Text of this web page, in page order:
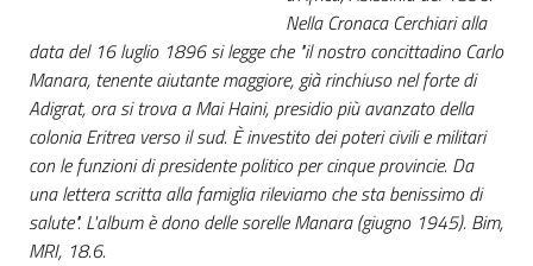
Nella Cronaca Cerchiari alla
data del 16 luglio 1896 si legge che "il nostro concittadino Carlo
Manara, tenente aiutante maggiore, già rinchiuso nel forte di
Adigrat, ora si trova a Mai Haini, presidio più avanzato della
colonia Eritrea verso il sud. È investito dei poteri civili e militari
con le funzioni di presidente politico per cinque provincie. Da
una lettera scritta alla famiglia rileviamo che sta benissimo di
salute". L'album è dono delle sorelle Manara (giugno 1945). Bim,
MRI, 18.6.